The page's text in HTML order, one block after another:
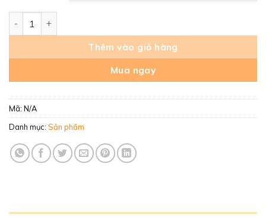
Thêm vào giỏ hàng
Mua ngay
Mã: N/A
Danh mục: Sản phẩm